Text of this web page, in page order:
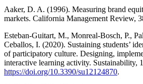
Aaker, D. A. (1996). Measuring brand
markets. California Management Review,
Esteban-Guitart, M., Monreal-Bosch, P.,
Ceballos, I. (2020). Sustaining students’
of participatory culture. Designing,
interactive learning activity. Sustainability,
https://doi.org/10.3390/su12124870.